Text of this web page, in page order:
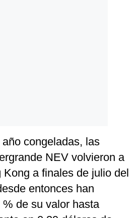
congeladas, las
NEV volvieron a
Kong a finales de julio del
entonces han
de su valor hasta